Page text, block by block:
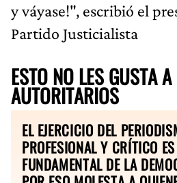
y váyase!", escribió el
Partido Justicialista
ESTO NO LES GUSTA
AUTORITARIOS
EL EJERCICIO DEL
PROFESIONAL Y CRÍTICO
FUNDAMENTAL DE LA